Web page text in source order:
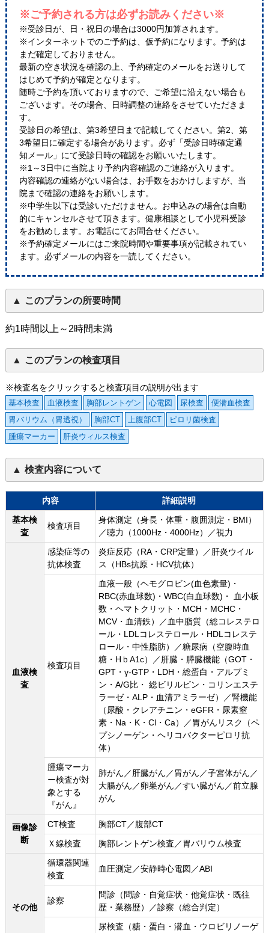
※ご予約される方は必ずお読みください※
※受診日が、日・祝日の場合は3000円加算されます。
※インターネットでのご予約は、仮予約になります。予約は
まだ確定しておりません。
最新の空き状況を確認の上、予約確定のメールをお送りして
はじめて予約が確定となります。
随時ご予約を頂いておりますので、ご希望に沿えない場合も
ございます。その場合、日時調整の連絡をさせていただきま
す。
受診日の希望は、第3希望日まで記載してください。第2、第
3希望日に確定する場合があります。必ず「受診日時確定通
知メール」にて受診日時の確認をお願いいたします。
※1～3日中に当院より予約内容確認のご連絡が入ります。
内容確認の連絡がない場合は、お手数をおかけしますが、当
院まで確認の連絡をお願いします。
※中学生以下は受診いただけません。お申込みの場合は自動
的にキャンセルさせて頂きます。健康相談として小児科受診
をお勧めします。お電話にてお問合せください。
※予約確定メールにはご来院時間や重要事項が記載されてい
ます。必ずメールの内容を一読してください。
このプランの所要時間
約1時間以上～2時間未満
このプランの検査項目
※検査名をクリックすると検査項目の説明が出ます
基本検査 血液検査 胸部レントゲン 心電図 尿検査
便潜血検査
胃バリウム（胃透視）
胸部CT 上腹部CT
ピロリ菌検査
腫瘍マーカー
肝炎ウィルス検査
検査内容について
内容
詳細説明
基本検
査
検査項目
身体測定（身長・体重・腹囲測定・BMI）
／聴力（1000Hz・4000Hz）／視力
血液検
査
感染症等の
抗体検査
炎症反応（RA・CRP定量）／肝炎ウイル
ス（HBs抗原・HCV抗体）
検査項目
血液一般（ヘモグロビン(血色素量)・
RBC(赤血球数)・WBC(白血球数)・ 血小板
数・ヘマトクリット・MCH・MCHC・
MCV・血清鉄）／血中脂質（総コレステロ
ール・LDLコレステロール・HDLコレステ
ロール・中性脂肪）／糖尿病（空腹時血
糖・HｂA1c）／肝臓・膵臓機能（GOT・
GPT・γ-GTP・LDH・総蛋白・アルプミ
ン・A/G比・ 総ビリルビン・コリンエステ
ラーゼ・ALP・血清アミラーゼ）／腎機能
（尿酸・クレアチニン・eGFR・尿素窒
素・Na・K・Cl・Ca）／胃がんリスク（ペ
プシノーゲン・ヘリコバクターピロリ抗
体）
腫瘍マーカ
ー検査が対
象とする
『がん』
肺がん／肝臓がん／胃がん／子宮体がん／
大腸がん／卵巣がん／すい臓がん／前立腺
がん
画像診
断
CT検査
胸部CT／腹部CT
Ｘ線検査
胸部レントゲン検査／胃バリウム検査
その他
循環器関連
検査
血圧測定／安静時心電図／ABI
診察
問診（問診・自覚症状・他覚症状・既往
歴・業務歴）／診察（総合判定）
尿検査（糖・蛋白・潜血・ウロビリノーゲ